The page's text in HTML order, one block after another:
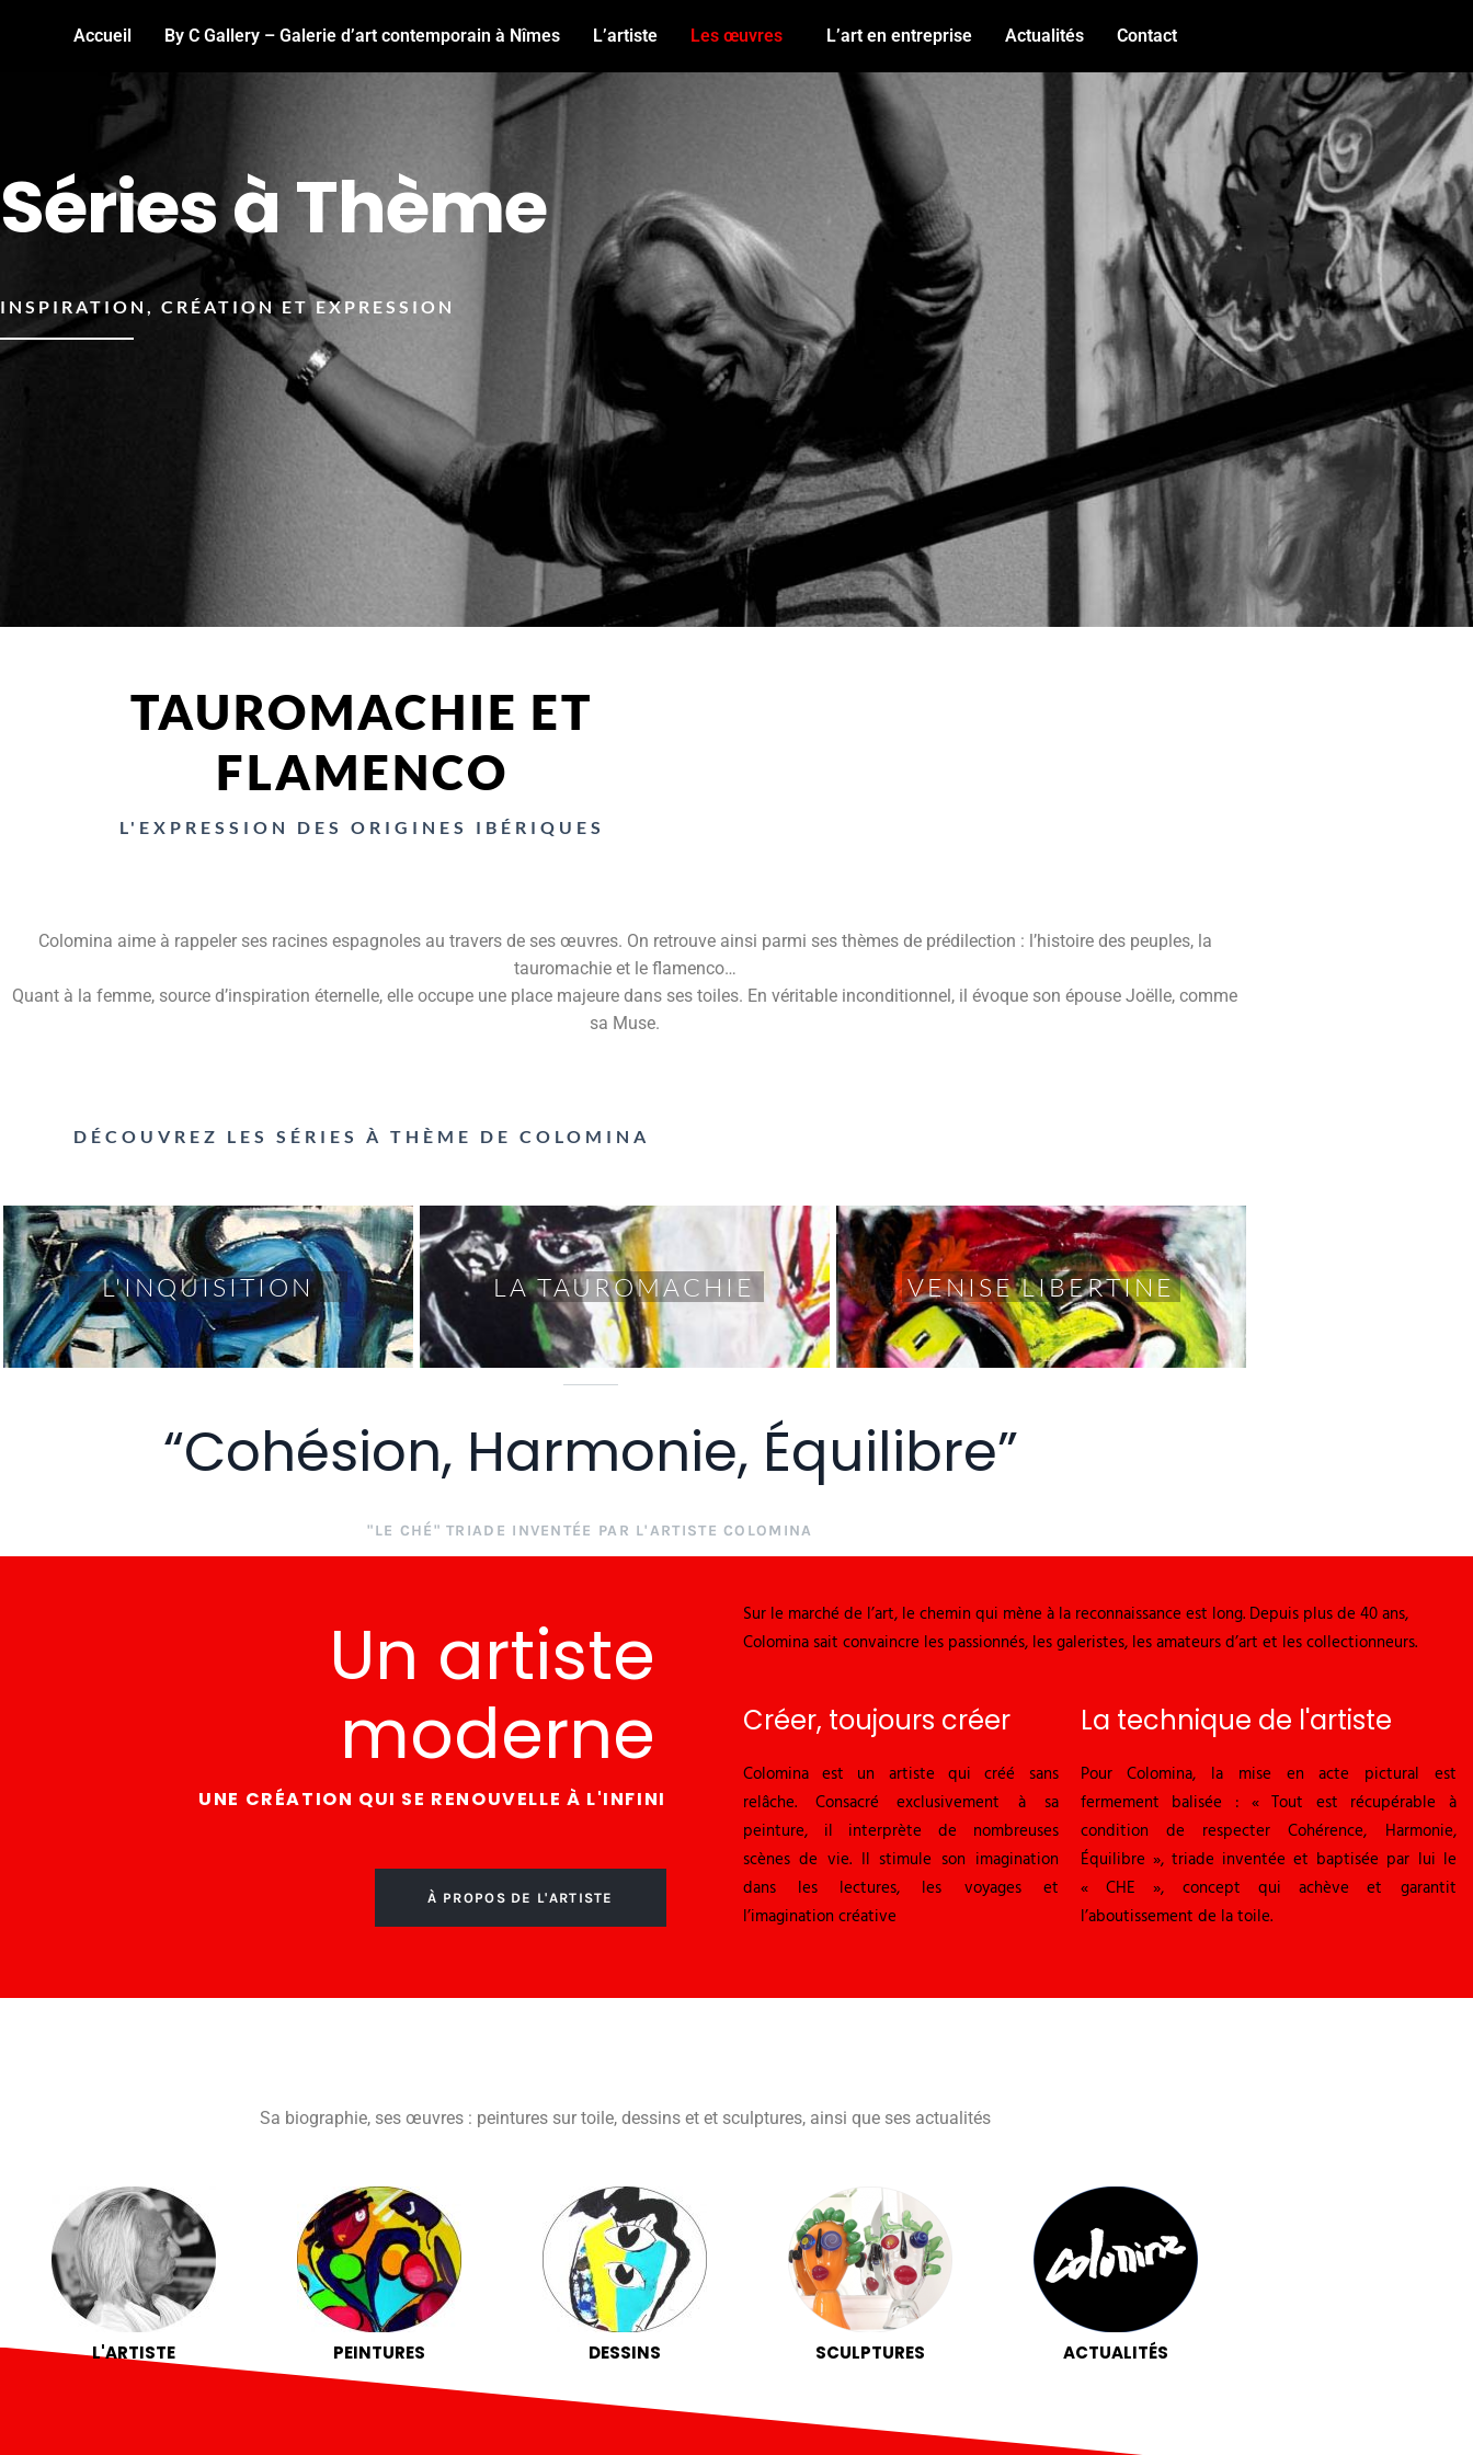
Accueil By C Gallery – Galerie d’art contemporain à Nîmes L’artiste Les œuvres L’art en entreprise Actualités Contact
Séries à Thème
INSPIRATION, CRÉATION ET EXPRESSION
TAUROMACHIE ET
FLAMENCO
L'EXPRESSION DES ORIGINES IBÉRIQUES
Colomina aime à rappeler ses racines espagnoles au travers de ses œuvres. On retrouve ainsi parmi ses thèmes de prédilection : l’histoire des peuples, la
tauromachie et le flamenco…
Quant à la femme, source d’inspiration éternelle, elle occupe une place majeure dans ses toiles. En véritable inconditionnel, il évoque son épouse Joëlle, comme
sa Muse.
DÉCOUVREZ LES SÉRIES À THÈME DE COLOMINA
L'INQUISITION LA TAUROMACHIE VENISE LIBERTINE
“Cohésion, Harmonie, Équilibre”
"LE CHÉ" TRIADE INVENTÉE PAR L'ARTISTE COLOMINA
Un artiste
moderne
UNE CRÉATION QUI SE RENOUVELLE À L'INFINI
À PROPOS DE L'ARTISTE
Sur le marché de l’art, le chemin qui mène à la reconnaissance est long. Depuis plus de 40 ans,
Colomina sait convaincre les passionnés, les galeristes, les amateurs d’art et les collectionneurs.
Créer, toujours créer
Colomina est un artiste qui créé sans
relâche. Consacré exclusivement à sa
peinture, il interprète de nombreuses
scènes de vie. Il stimule son imagination
dans les lectures, les voyages et
l’imagination créative
La technique de l'artiste
Pour Colomina, la mise en acte pictural est
fermement balisée : « Tout est récupérable à
condition de respecter Cohérence, Harmonie,
Équilibre », triade inventée et baptisée par lui le
« CHE », concept qui achève et garantit
l’aboutissement de la toile.
Sa biographie, ses œuvres : peintures sur toile, dessins et et sculptures, ainsi que ses actualités
L'ARTISTE PEINTURES DESSINS SCULPTURES ACTUALITÉS